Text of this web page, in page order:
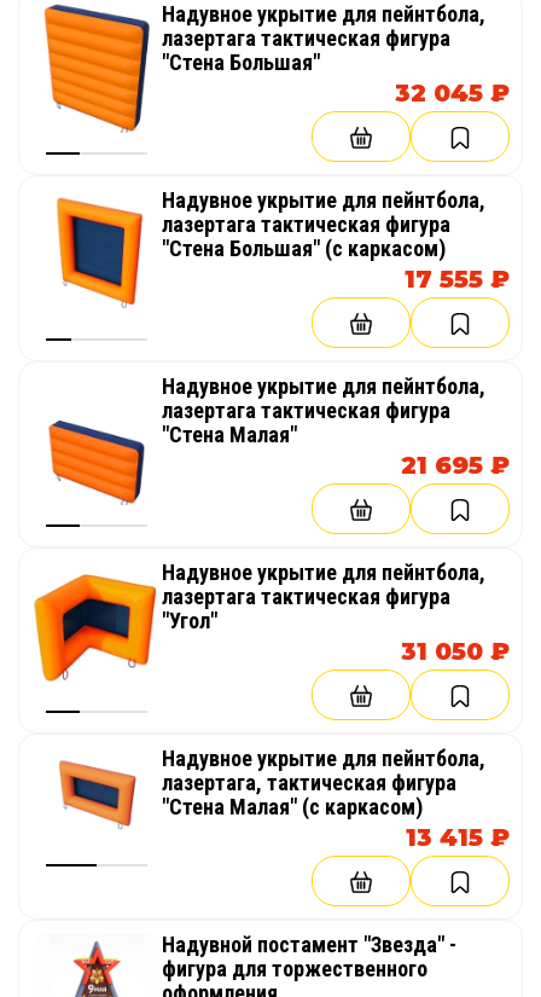
Надувное укрытие для пейнтбола,
лазертага тактическая фигура
"Стена Большая"
32 045 ₽
Надувное укрытие для пейнтбола,
лазертага тактическая фигура
"Стена Большая" (с каркасом)
17 555 ₽
Надувное укрытие для пейнтбола,
лазертага тактическая фигура
"Стена Малая"
21 695 ₽
Надувное укрытие для пейнтбола,
лазертага тактическая фигура
"Угол"
31 050 ₽
Надувное укрытие для пейнтбола,
лазертага, тактическая фигура
"Стена Малая" (с каркасом)
13 415 ₽
Надувной постамент "Звезда" -
фигура для торжественного